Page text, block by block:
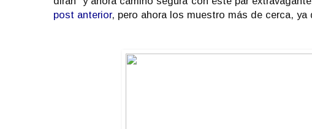
post anterior, pero ahora los muestro más de cerca,